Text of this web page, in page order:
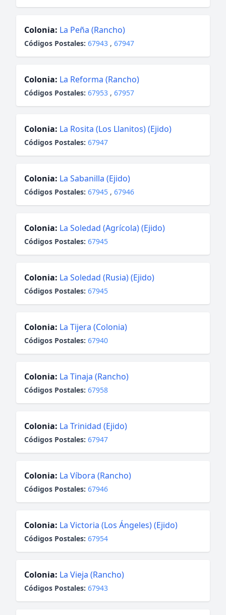
Colonia: La Peña (Rancho)
Códigos Postales: 67943 , 67947
Colonia: La Reforma (Rancho)
Códigos Postales: 67953 , 67957
Colonia: La Rosita (Los Llanitos) (Ejido)
Códigos Postales: 67947
Colonia: La Sabanilla (Ejido)
Códigos Postales: 67945 , 67946
Colonia: La Soledad (Agrícola) (Ejido)
Códigos Postales: 67945
Colonia: La Soledad (Rusia) (Ejido)
Códigos Postales: 67945
Colonia: La Tijera (Colonia)
Códigos Postales: 67940
Colonia: La Tinaja (Rancho)
Códigos Postales: 67958
Colonia: La Trinidad (Ejido)
Códigos Postales: 67947
Colonia: La Víbora (Rancho)
Códigos Postales: 67946
Colonia: La Victoria (Los Ángeles) (Ejido)
Códigos Postales: 67954
Colonia: La Vieja (Rancho)
Códigos Postales: 67943